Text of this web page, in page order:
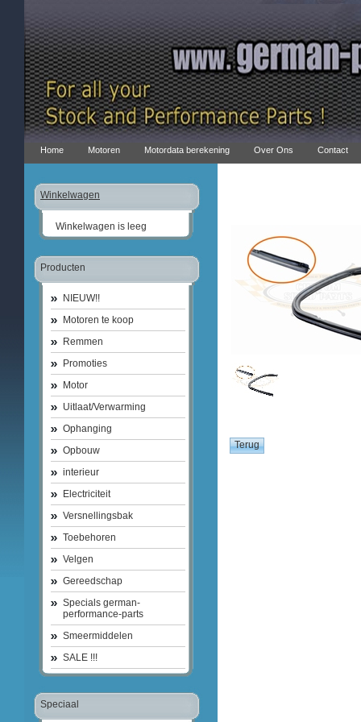
Home Motoren Motordata berekening Over Ons Contact
Winkelwagen
Winkelwagen is leeg
Producten
NIEUW!!
Motoren te koop
Remmen
Promoties
Motor
Uitlaat/Verwarming
Ophanging
Opbouw
interieur
Electriciteit
Versnellingsbak
Toebehoren
Velgen
Gereedschap
Specials german-
performance-parts
Smeermiddelen
SALE !!!
Speciaal